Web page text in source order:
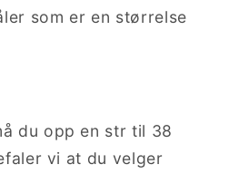
som er en størrelse
du opp en str til 38
vi at du velger